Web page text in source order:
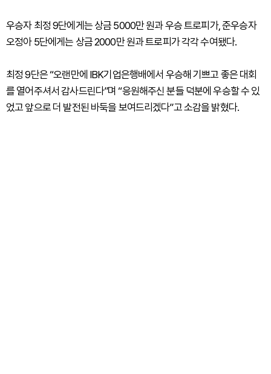
우승자 최정 9단에게는 상금 5000만 원과 우승 트로피가, 준우승자
오정아 5단에게는 상금 2000만 원과 트로피가 각각 수여됐다.
최정 9단은 “오랜만에 IBK기업은행배에서 우승해 기쁘고 좋은 대회
를 열어주셔서 감사드린다”며 “응원해주신 분들 덕분에 우승할 수 있
었고 앞으로 더 발전된 바둑을 보여드리겠다”고 소감을 밝혔다.